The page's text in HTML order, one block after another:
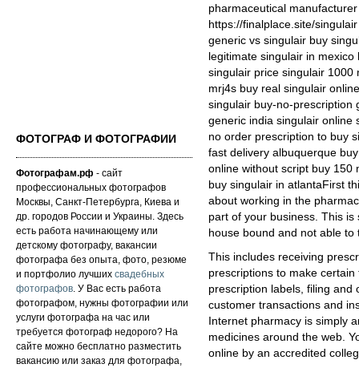
ФОТОГРАФ И ФОТОГРАФИИ
Фотографам.рф - сайт
профессиональных фотографов
Москвы, Санкт-Петербурга, Киева и
др. городов России и Украины. Здесь
есть работа начинающему или
детскому фотографу, вакансии
фотографа без опыта, фото, резюме
и портфолио лучших свадебных
фотографов. У Вас есть работа
фотографом, нужны фотографии или
услуги фотографа на час или
требуется фотограф недорого? На
сайте можно бесплатно разместить
вакансию или заказ для фотографа,
pharmaceutical
https://finalplace.site/
generic vs singulair buy
legitimate singulair in
singulair price singulair 1000
mrj4s buy real singulair
singulair buy-no-prescription
generic india singulair online
no order prescription to buy
fast delivery albuquerque
online without script buy 150
buy singulair in atlantaFirst
about working in the
part of your business. This
house bound and not able to
This includes receiving
prescriptions to make
prescription labels, filing and
customer transactions and
Internet pharmacy is simply
medicines around the web.
online by an accredited